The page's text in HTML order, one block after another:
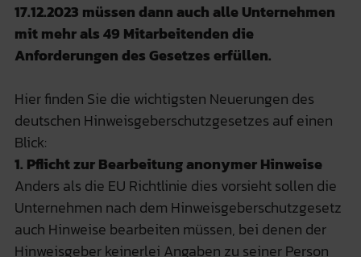
17.12.2023 müssen dann auch alle Unternehmen
mit mehr als 49 Mitarbeitenden die
Anforderungen des Gesetzes erfüllen.
Hier finden Sie die wichtigsten Neuerungen des
deutschen Hinweisgeberschutzgesetzes auf einen
Blick:
1. Pflicht zur Bearbeitung anonymer Hinweise
Anders als die EU Richtlinie dies vorsieht sollen die
Unternehmen nach dem Hinweisgeberschutzgesetz
auch Hinweise bearbeiten müssen, bei denen der
Hinweisgeber keinerlei Angaben zu seiner Person